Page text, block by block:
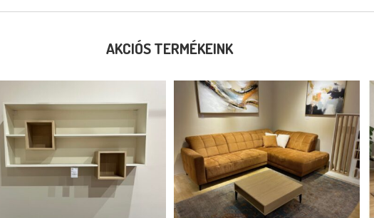
AKCIÓS TERMÉKEINK